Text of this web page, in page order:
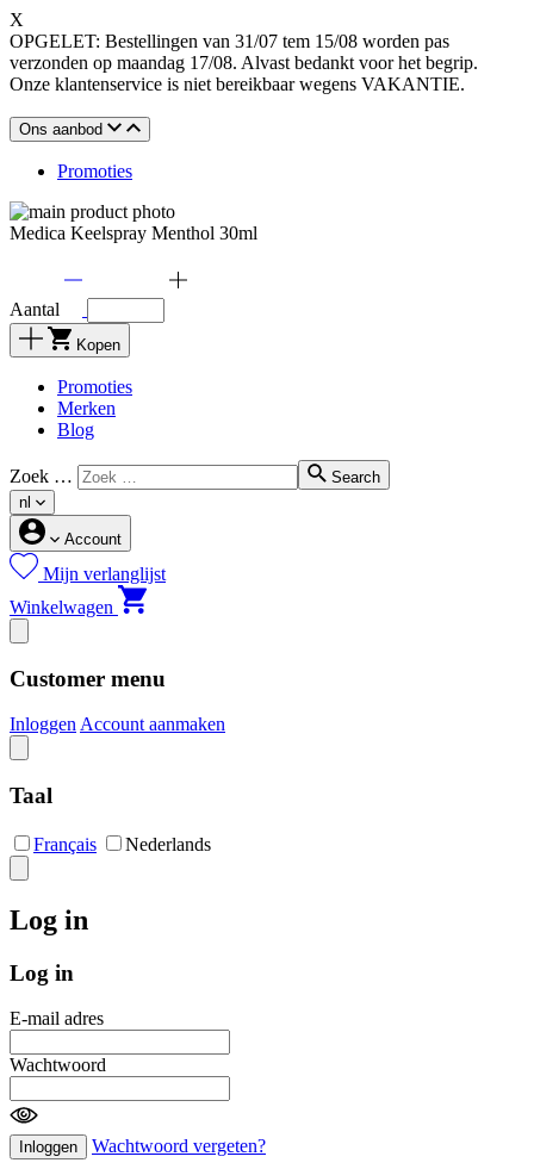
X
OPGELET: Bestellingen van 31/07 tem 15/08 worden pas
verzonden op maandag 17/08. Alvast bedankt voor het begrip.
Onze klantenservice is niet bereikbaar wegens VAKANTIE.
Ons aanbod
Promoties
Medica Keelspray Menthol 30ml
Aantal
Kopen
Promoties
Merken
Blog
Zoek …
Search
nl
Account
Mijn verlanglijst
Winkelwagen
Customer menu
InloggenAccount aanmaken
Taal
Français Nederlands
Log in
Log in
E-mail adres
Wachtwoord
Inloggen Wachtwoord vergeten?